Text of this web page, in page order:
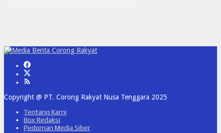
Copyright @ PT. Corong Rakyat Nusa Tenggara 2025
Tentang Kami
Box Redaksi
Pedoman Media Siber